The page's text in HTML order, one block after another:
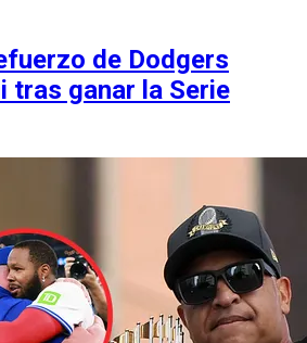
de Dodgers
tras ganar la Serie